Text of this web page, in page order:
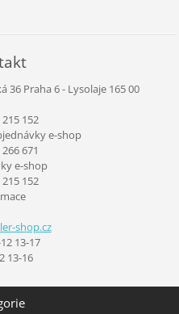
36 Praha 6 - Lysolaje 165 00
152
e-shop
671
e-shop
152
shop.cz
13-17
13-16